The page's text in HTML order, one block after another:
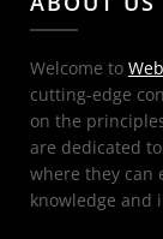
Welcome to
cutting-edge
on the
are dedicated
where they can
knowledge and